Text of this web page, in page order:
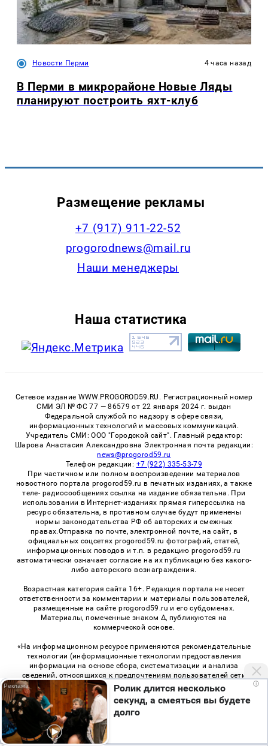
Новости Перми 4 часа назад
В Перми в микрорайоне Новые Ляды
планируют построить яхт-клуб
Размещение рекламы
+7 (917) 911-22-52
progorodnews@mail.ru
Наши менеджеры
Наша статистика
Сетевое издание WWW.PROGOROD59.RU. Регистрационный номер
СМИ ЭЛ № ФС 77 — 86579 от 22 января 2024 г. выдан
Федеральной службой по надзору в сфере связи,
информационных технологий и массовых коммуникаций.
Учредитель СМИ: ООО "Городской сайт". Главный редактор:
Шарова Анастасия Александровна Электронная почта редакции:
news@progorod59.ru
Телефон редакции: +7 (922) 335-53-79
При частичном или полном воспроизведении материалов
новостного портала progorod59.ru в печатных изданиях, а также
теле- радиосообщениях ссылка на издание обязательна. При
использовании в Интернет-изданиях прямая гиперссылка на
ресурс обязательна, в противном случае будут применены
нормы законодательства РФ об авторских и смежных
правах.Отправка по почте, электронной почте, на сайт, в
официальных соцсетях progorod59.ru фотографий, статей,
информационных поводов и т.п. в редакцию progorod59.ru
автоматически означает согласие на их публикацию без какого-
либо авторского вознаграждения.
Возрастная категория сайта 16+. Редакция портала не несет
ответственности за комментарии и материалы пользователей,
размещенные на сайте progorod59.ru и его субдоменах.
Материалы, помеченные знаком Δ, публикуются на
коммерческой основе.
«На информационном ресурсе применяются рекомендательные
технологии (информационные технологии предоставления
информации на основе сбора, систематизации и анализа
сведений, относящихся к предпочтениям пользователей сети
«Интернет», находящихся на территории Российской
Федерации)». Правила применения рекомендательных
технологий в виджетах рекламно-обменной сети«СМИ2» (PDF),
«Sparrow» (PDF)
i
Ролик длится несколько
секунд, а смеяться вы будете
долго